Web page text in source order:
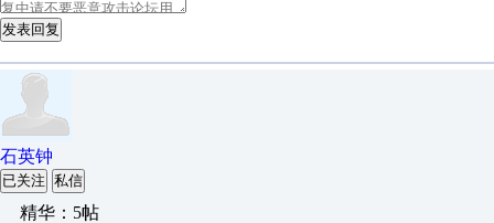
发表回复
石英钟
已关注 私信
精华：5帖